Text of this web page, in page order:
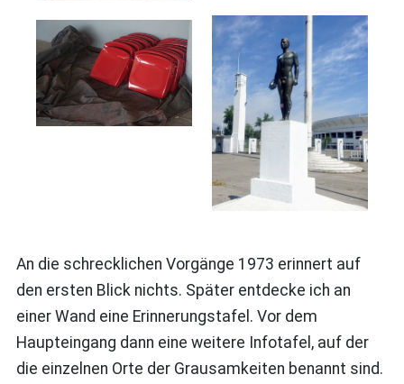
An die schrecklichen Vorgänge 1973 erinnert auf
den ersten Blick nichts. Später entdecke ich an
einer Wand eine Erinnerungstafel. Vor dem
Haupteingang dann eine weitere Infotafel, auf der
die einzelnen Orte der Grausamkeiten benannt sind.